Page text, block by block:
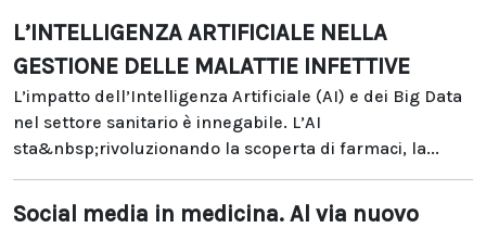
L’INTELLIGENZA ARTIFICIALE NELLA
GESTIONE DELLE MALATTIE INFETTIVE
L’impatto dell’Intelligenza Artificiale (AI) e dei Big Data
nel settore sanitario è innegabile. L’AI
sta&nbsp;rivoluzionando la scoperta di farmaci, la...
Social media in medicina. Al via nuovo